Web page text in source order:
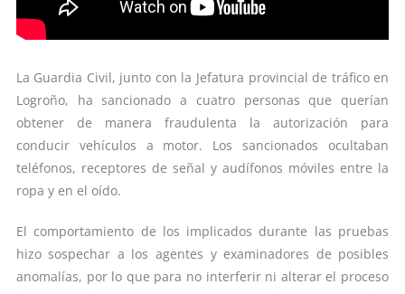
La Guardia Civil, junto con la Jefatura provincial de tráfico en
Logroño, ha sancionado a cuatro personas que querían
obtener de manera fraudulenta la autorización para
conducir vehículos a motor. Los sancionados ocultaban
teléfonos, receptores de señal y audífonos móviles entre la
ropa y en el oído.
El comportamiento de los implicados durante las pruebas
hizo sospechar a los agentes y examinadores de posibles
anomalías, por lo que para no interferir ni alterar el proceso